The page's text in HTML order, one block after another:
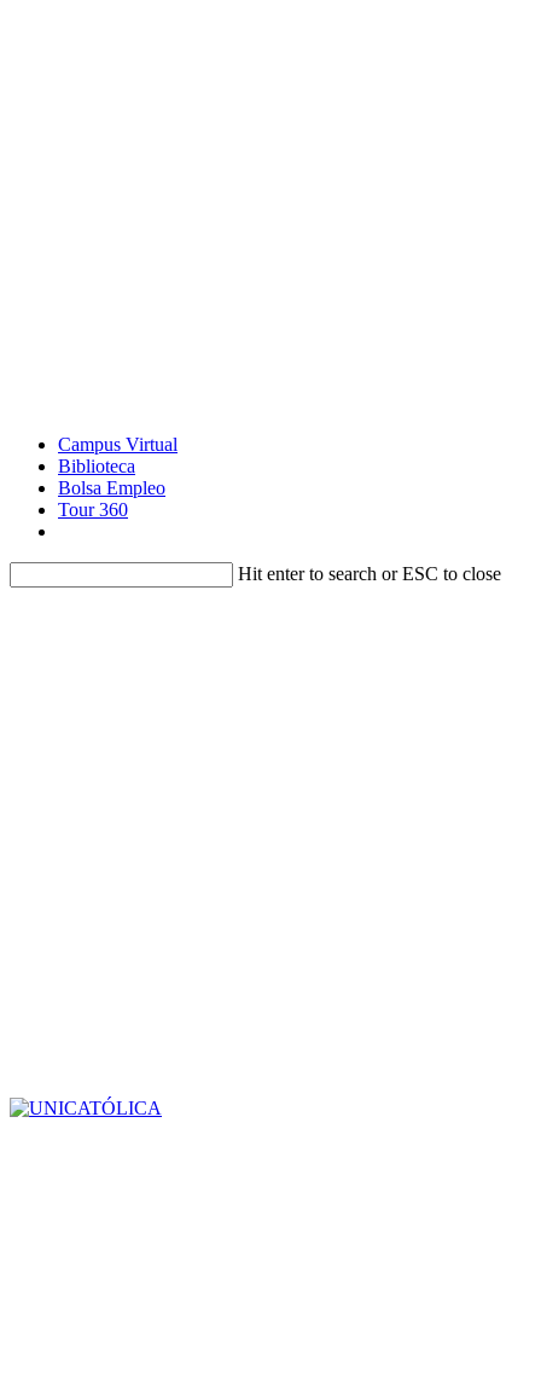
Campus Virtual
Biblioteca
Bolsa Empleo
Tour 360
Hit enter to search or ESC to close